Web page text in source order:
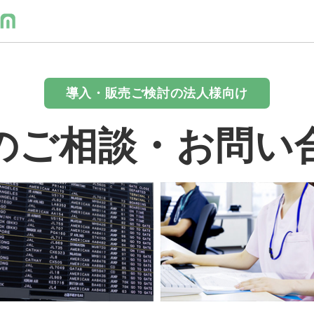
導入・販売ご検討の法人様向け
ご相談・お問い